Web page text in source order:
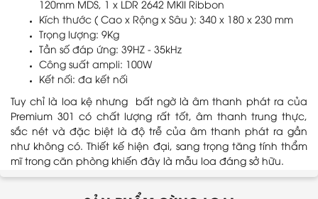
120mm MDS, 1 x LDR 2642 MKII Ribbon
Kích thước ( Cao x Rộng x Sâu ): 340 x 180 x 230 mm
Trọng lượng: 9Kg
Tần số đáp ứng: 39HZ - 35kHz
Công suất ampli: 100W
Kết nối: đa kết nối
Tuy chỉ là loa kệ nhưng bất ngờ là âm thanh phát ra của
Premium 301 có chất lượng rất tốt, âm thanh trung thực,
sắc nét và đặc biệt là độ trễ của âm thanh phát ra gần
như không có. Thiết kế hiện đại, sang trọng tăng tính thẩm
mĩ trong căn phòng khiến đây là mẫu loa đáng sở hữu.